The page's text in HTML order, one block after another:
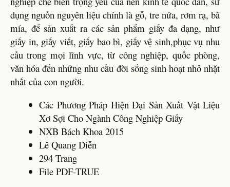
dụng nguồn nguyên liệu chính là gỗ, tre nứa, rơm rạ, bã
mía, để sản xuất ra các sản phẩm giấy đa dạng, như
giấy in, giấy viết, giấy bao bì, giấy vệ sinh,phục vụ nhu
cầu trong mọi lĩnh vực, từ công nghiệp, quốc phòng,
văn hóa đến những nhu cầu đời sống sinh hoạt nhỏ nhặt
nhất của con người.
Các Phương Pháp Hiện Đại Sản Xuất Vật Liệu
Xơ Sợi Cho Ngành Công Nghiệp Giấy
NXB Bách Khoa 2015
Lê Quang Diễn
294 Trang
File PDF-TRUE